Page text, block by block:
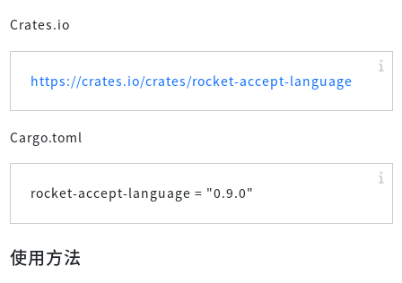
Crates.io
https://crates.io/crates/rocket-accept-language
Cargo.toml
rocket-accept-language = "0.9.0"
使用方法